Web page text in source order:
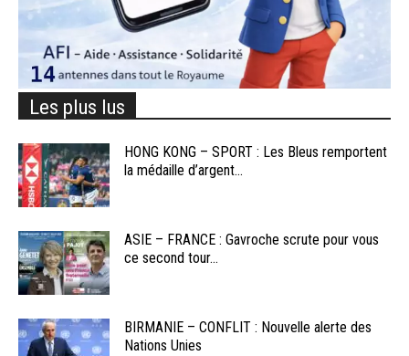
Les plus lus
HONG KONG – SPORT : Les Bleus remportent
la médaille d’argent...
ASIE – FRANCE : Gavroche scrute pour vous
ce second tour...
BIRMANIE – CONFLIT : Nouvelle alerte des
Nations Unies